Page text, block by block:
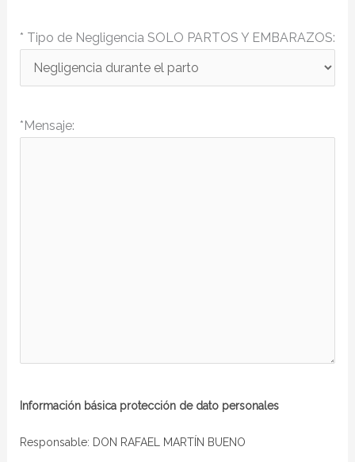
* Tipo de Negligencia SOLO PARTOS Y EMBARAZOS:
*Mensaje:
Información básica protección de dato personales
Responsable: DON RAFAEL MARTÍN BUENO